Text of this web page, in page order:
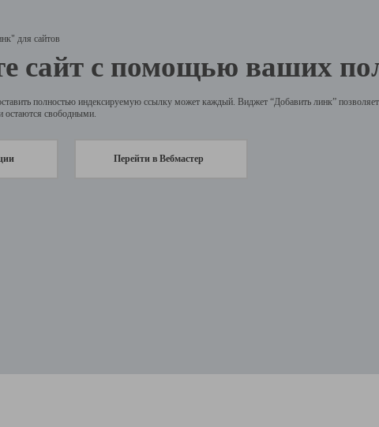
для сайтов
сайт с помощью ваших
полностью индексируемую ссылку может каждый. Виджет “Добавить линк”
остаются свободными.
Перейти в Вебмастер